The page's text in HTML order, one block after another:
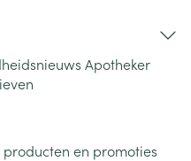
Apotheker
en promoties